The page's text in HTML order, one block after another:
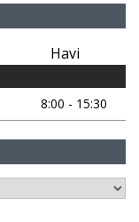
Havi
8:00 - 15:30